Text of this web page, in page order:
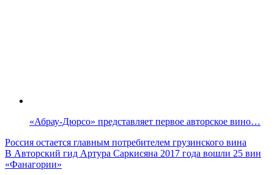
«Абрау-Дюрсо» представляет первое авторское вино…
Навигация
по
Россия остается главным потребителем грузинского вина
В Авторский гид Артура Саркисяна 2017 года вошли 25 вин
«Фанагории»